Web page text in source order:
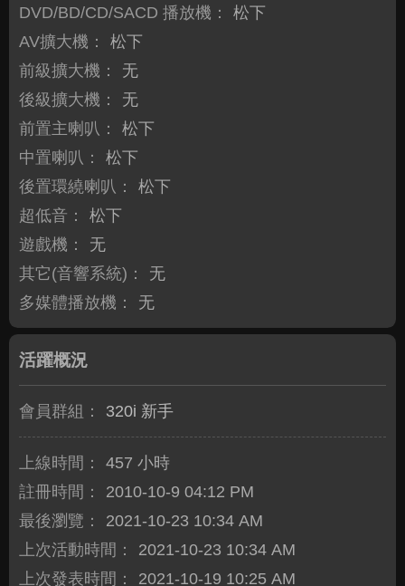
DVD/BD/CD/SACD 播放機：
松下
AV擴大機：
松下
前級擴大機：
无
後級擴大機：
无
前置主喇叭：
松下
中置喇叭：
松下
後置環繞喇叭：
松下
超低音：
松下
遊戲機：
无
其它(音響系統)：
无
多媒體播放機：
无
活躍概況
會員群組： 320i 新手
上線時間：
457 小時
註冊時間：
2010-10-9 04:12 PM
最後瀏覽：
2021-10-23 10:34 AM
上次活動時間：
2021-10-23 10:34 AM
上次發表時間：
2021-10-19 10:25 AM